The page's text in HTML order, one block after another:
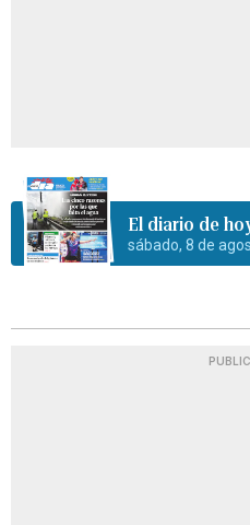
El diario de
sábado, 8 de